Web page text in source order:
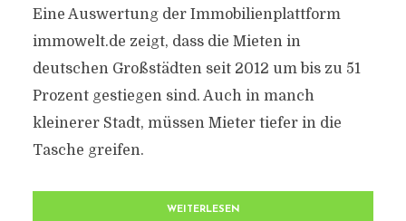
Eine Auswertung der Immobilienplattform
immowelt.de zeigt, dass die Mieten in
deutschen Großstädten seit 2012 um bis zu 51
Prozent gestiegen sind. Auch in manch
kleinerer Stadt, müssen Mieter tiefer in die
Tasche greifen.
WEITERLESEN